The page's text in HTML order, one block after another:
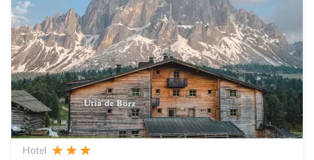
Hotel